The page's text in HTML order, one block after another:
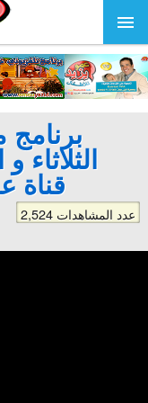
قناة
2,524 عدد المشاهدات